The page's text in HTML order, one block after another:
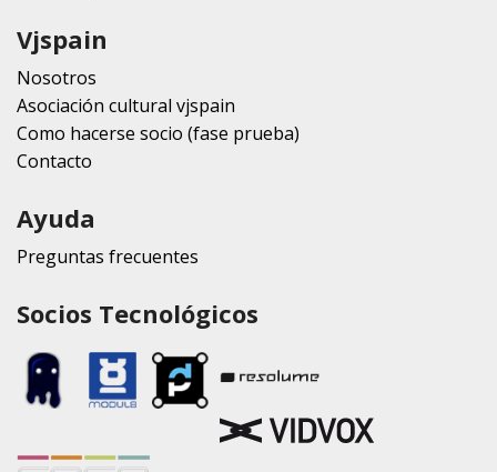
Vjspain
Nosotros
Asociación cultural vjspain
Como hacerse socio (fase prueba)
Contacto
Ayuda
Preguntas frecuentes
Socios Tecnológicos